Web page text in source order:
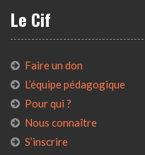
Le Cif
Faire un don
L’équipe pédagogique
Pour qui ?
Nous connaître
S’inscrire